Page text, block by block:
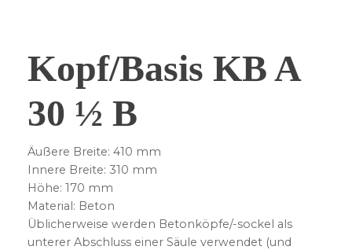
Kopf/Basis KB A
30 ½ B
Äußere Breite: 410 mm
Innere Breite: 310 mm
Höhe: 170 mm
Material: Beton
Üblicherweise werden Betonköpfe/-sockel als
unterer Abschluss einer Säule verwendet (und